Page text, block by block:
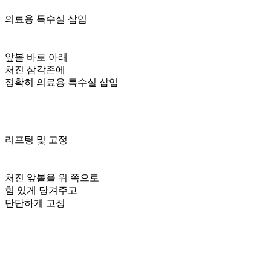
의료용 특수실 삽입
앞볼 바로 아래
처진 삼각존에
정확히 의료용 특수실 삽입
리프팅 및 고정
처진 앞볼을 위 쪽으로
힘 있게 당겨주고
단단하게 고정